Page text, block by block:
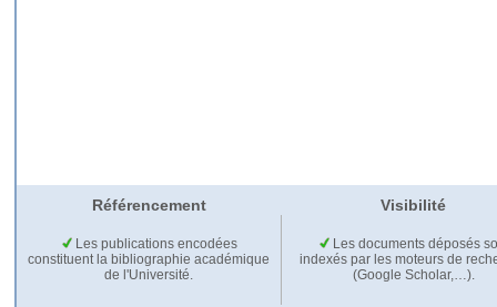
Référencement Visibilité
Les publications encodées
constituent la bibliographie académique
de l'Université.
Les documents déposés
indexés par les moteurs de
(Google Scholar,…).